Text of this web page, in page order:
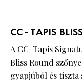
CC - TAPIS
A CC-Tapis
Bliss Round
gyapjúból és tiszta